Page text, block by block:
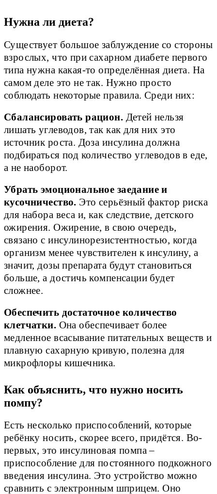
Нужна ли диета?
Существует большое заблуждение со стороны
взрослых, что при сахарном диабете первого
типа нужна какая-то определённая диета. На
самом деле это не так. Нужно просто
соблюдать некоторые правила. Среди них:
Сбалансировать рацион. Детей нельзя
лишать углеводов, так как для них это
источник роста. Доза инсулина должна
подбираться под количество углеводов в еде,
а не наоборот.
Убрать эмоциональное заедание и
кусочничество. Это серьёзный фактор риска
для набора веса и, как следствие, детского
ожирения. Ожирение, в свою очередь,
связано с инсулинорезистентностью, когда
организм менее чувствителен к инсулину, а
значит, дозы препарата будут становиться
больше, а достичь компенсации будет
сложнее.
Обеспечить достаточное количество
клетчатки. Она обеспечивает более
медленное всасывание питательных веществ и
плавную сахарную кривую, полезна для
микрофлоры кишечника.
Как объяснить, что нужно носить
помпу?
Есть несколько приспособлений, которые
ребёнку носить, скорее всего, придётся. Во-
первых, это инсулиновая помпа –
приспособление для постоянного подкожного
введения инсулина. Это устройство можно
сравнить с электронным шприцем. Оно